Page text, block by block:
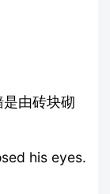
由砖块砌
his eyes.